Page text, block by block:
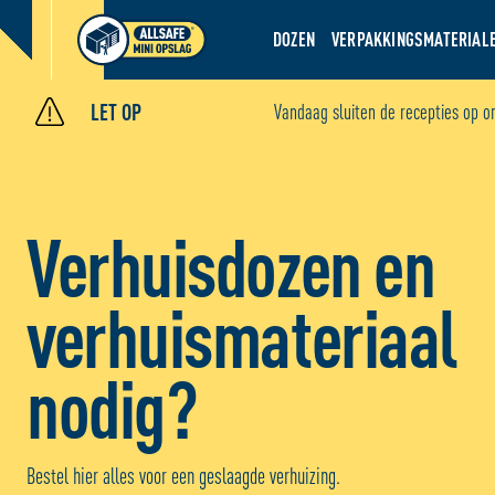
DOZEN
LET OP Vandaag sluiten de recepties op
Verhuisdozen en
verhuismateriaal
nodig?
Bestel hier alles voor een geslaagde verhuizing.